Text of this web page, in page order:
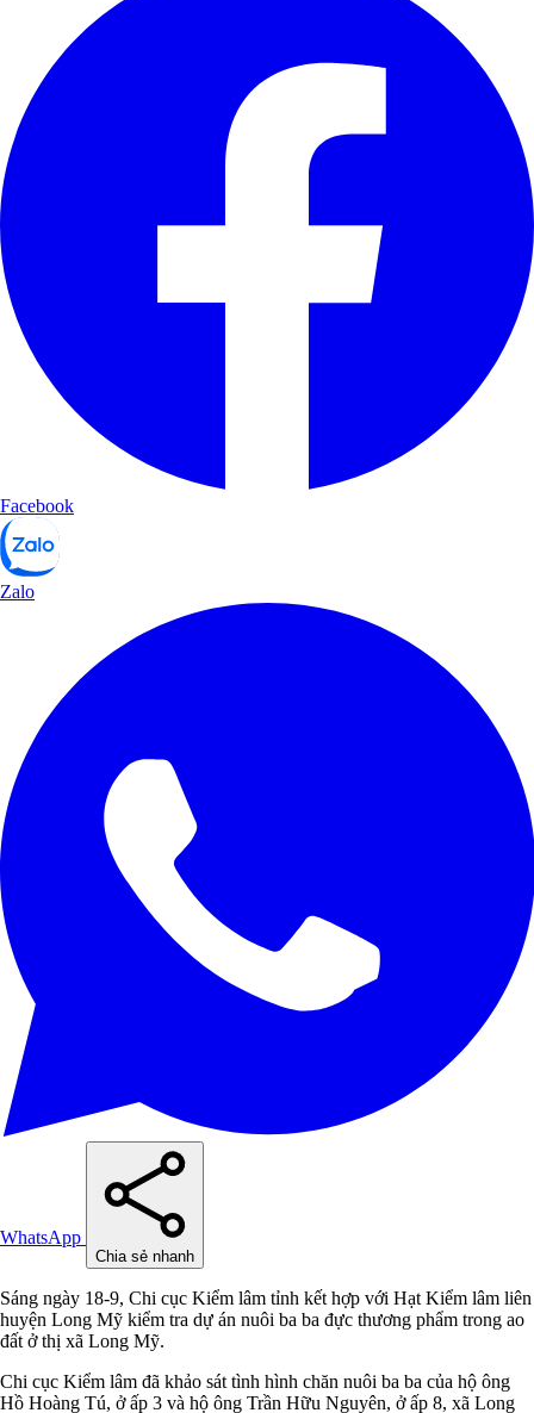
Facebook
Zalo
WhatsApp
Chia sẻ nhanh
Sáng ngày 18-9, Chi cục Kiểm lâm tỉnh kết hợp với Hạt Kiểm lâm liên
huyện Long Mỹ kiểm tra dự án nuôi ba ba đực thương phẩm trong ao
đất ở thị xã Long Mỹ.
Chi cục Kiểm lâm đã khảo sát tình hình chăn nuôi ba ba của hộ ông
Hồ Hoàng Tú, ở ấp 3 và hộ ông Trần Hữu Nguyên, ở ấp 8, xã Long